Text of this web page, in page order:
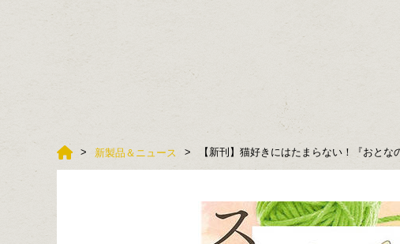
新製品＆ニュース 【新刊】猫好きにはたまらない！『おと